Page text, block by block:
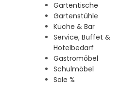
Gartentische
Gartenstühle
Küche & Bar
Service, Buffet &
Hotelbedarf
Gastromöbel
Schulmöbel
Sale %